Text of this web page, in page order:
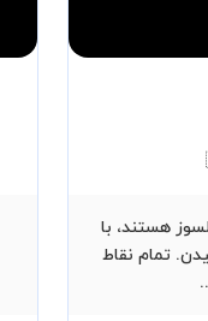
هستند، با
تمام نقاط